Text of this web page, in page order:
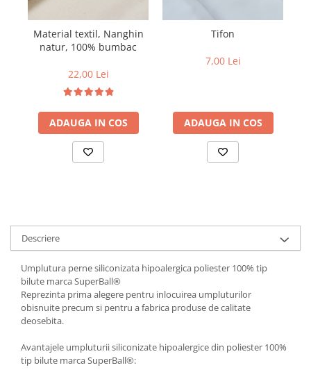
Material textil, Nanghin
natur, 100% bumbac
22,00 Lei
ADAUGA IN COS
Tifon
7,00 Lei
ADAUGA IN COS
Descriere
Umplutura perne siliconizata hipoalergica poliester 100% tip
bilute marca SuperBall®
Reprezinta prima alegere pentru inlocuirea umpluturilor
obisnuite precum si pentru a fabrica produse de calitate
deosebita.
Avantajele umpluturii siliconizate hipoalergice din poliester 100%
tip bilute marca SuperBall®: